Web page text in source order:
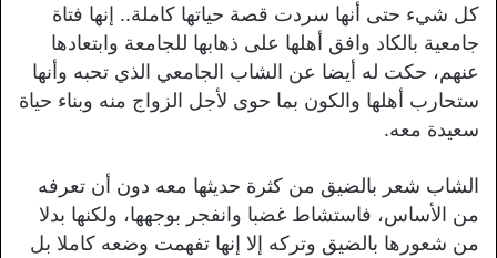
كل شيء حتى أنها سردت قصة حياتها كاملة.. إنها فتاة
جامعية بالكاد وافق أهلها على ذهابها للجامعة وابتعادها
عنهم، حكت له أيضا عن الشاب الجامعي الذي تحبه وأنها
ستحارب أهلها والكون بما حوى لأجل الزواج منه وبناء حياة
سعيدة معه.
الشاب شعر بالضيق من كثرة حديثها معه دون أن تعرفه
من الأساس، فاستشاط غضبا وانفجر بوجهها، ولكنها بدلا
من شعورها بالضيق وتركه إلا إنها تفهمت وضعه كاملا بل